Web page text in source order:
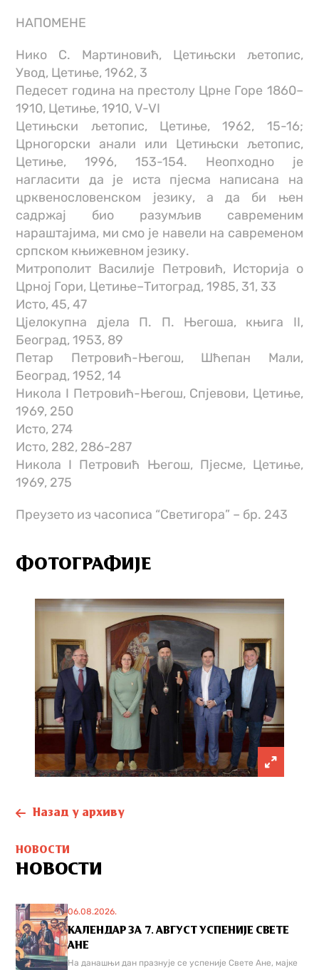
НАПОМЕНЕ
Нико С. Мартиновић, Цетињски љетопис,
Увод, Цетиње, 1962, 3
Педесет година на престолу Црне Горе 1860–
1910, Цетиње, 1910, V-VI
Цетињски љетопис, Цетиње, 1962, 15-16;
Црногорски анали или Цетињски љетопис,
Цетиње, 1996, 153-154. Неопходно је
нагласити да је иста пјесма написана на
црквенословенском језику, а да би њен
садржај био разумљив савременим
нараштајима, ми смо је навели на савременом
српском књижевном језику.
Митрополит Василије Петровић, Историја о
Црној Гори, Цетиње–Титоград, 1985, 31, 33
Исто, 45, 47
Цјелокупна дјела П. П. Његоша, књига II,
Београд, 1953, 89
Петар Петровић-Његош, Шћепан Мали,
Београд, 1952, 14
Никола I Петровић-Његош, Спјевови, Цетиње,
1969, 250
Исто, 274
Исто, 282, 286-287
Никола I Петровић Његош, Пјесме, Цетиње,
1969, 275
Преузето из часописа “Светигора” – бр. 243
ФОТОГРАФИЈЕ
Назад у архиву
НОВОСТИ
НОВОСТИ
06.08.2026.
КАЛЕНДАР ЗА 7. АВГУСТ УСПЕНИЈЕ СВЕТЕ
АНЕ
На данашњи дан празнује се успеније Свете Ане, мајке